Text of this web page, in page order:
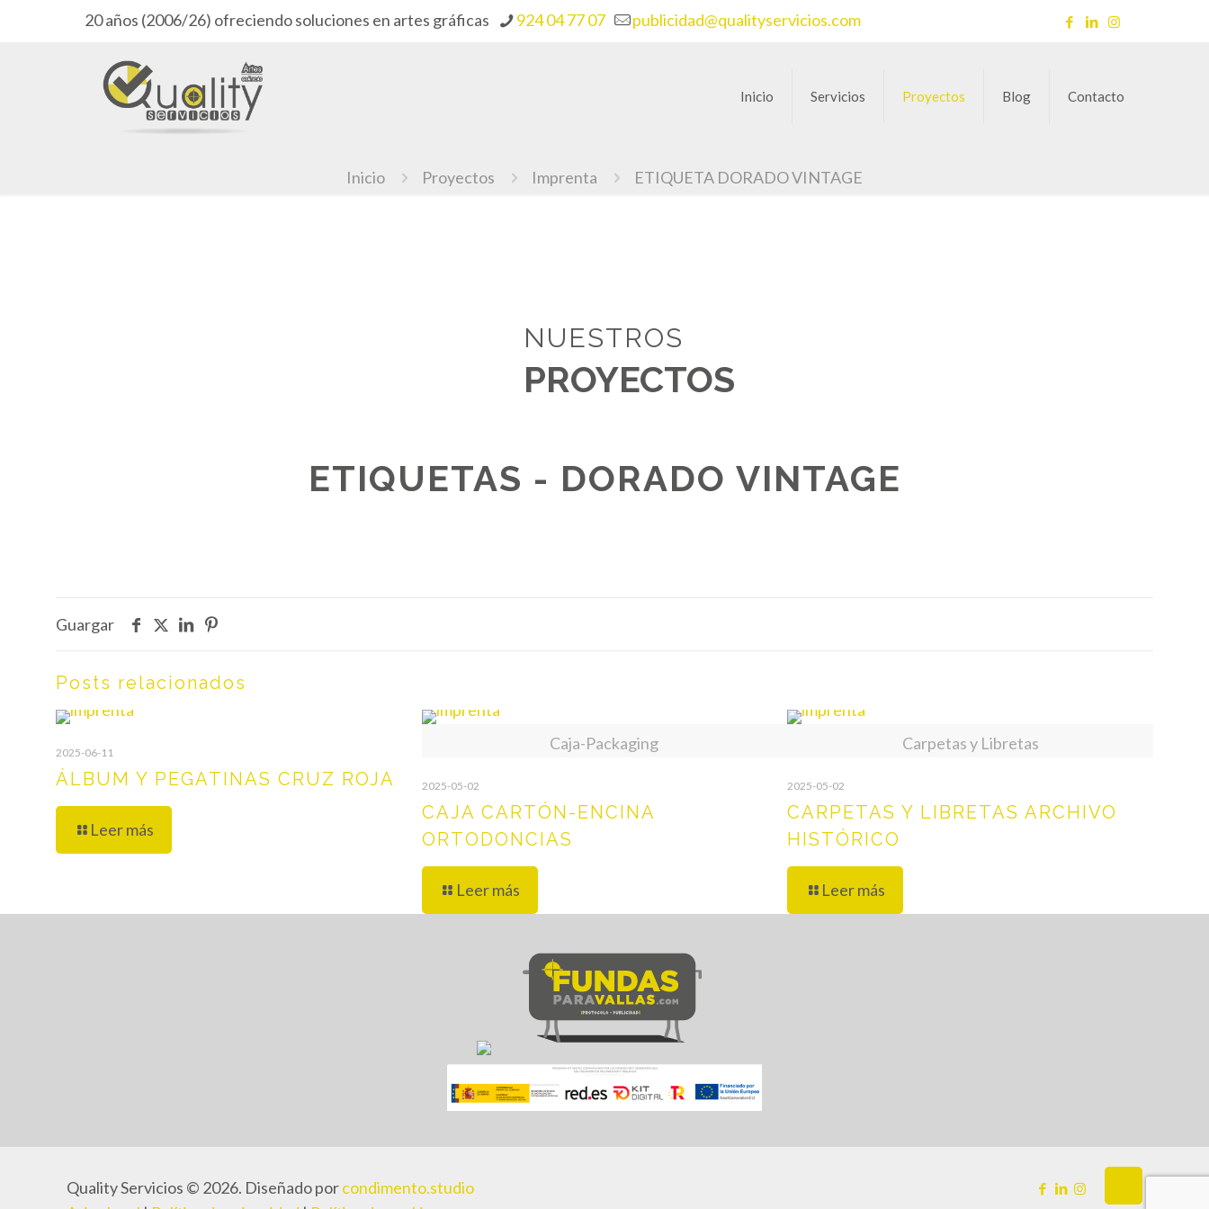
20 años (2006/26) ofreciendo soluciones en artes gráficas 924 04 77 07 publicidad@qualityservicios.com
Inicio Servicios Proyectos Blog Contacto
Inicio Proyectos Imprenta ETIQUETA DORADO VINTAGE
NUESTROS
PROYECTOS
ETIQUETAS - DORADO VINTAGE
Guargar
Posts relacionados
2025-06-11
ÁLBUM Y PEGATINAS CRUZ ROJA
Leer más
Caja-Packaging
2025-05-02
CAJA CARTÓN-ENCINA
ORTODONCIAS
Leer más
Carpetas y Libretas
2025-05-02
CARPETAS Y LIBRETAS ARCHIVO
HISTÓRICO
Leer más
Quality Servicios © 2026. Diseñado porcondimento.studio